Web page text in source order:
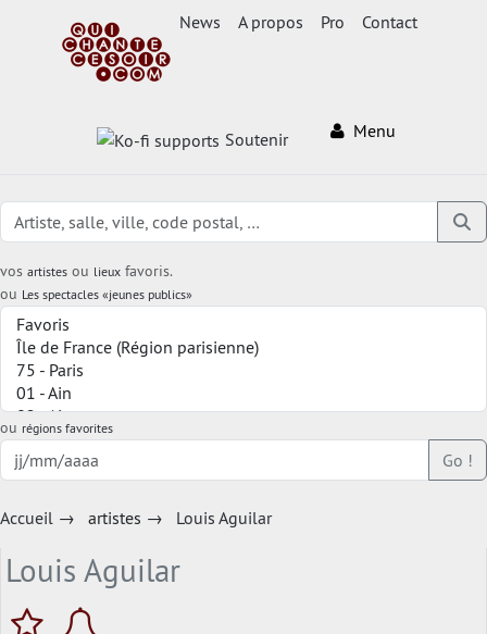
News A propos Pro Contact
Soutenir Menu
vos artistes ou lieux favoris.
ou Les spectacles «jeunes publics»
ou régions favorites
Go !
Accueil → artistes → Louis Aguilar
Louis Aguilar